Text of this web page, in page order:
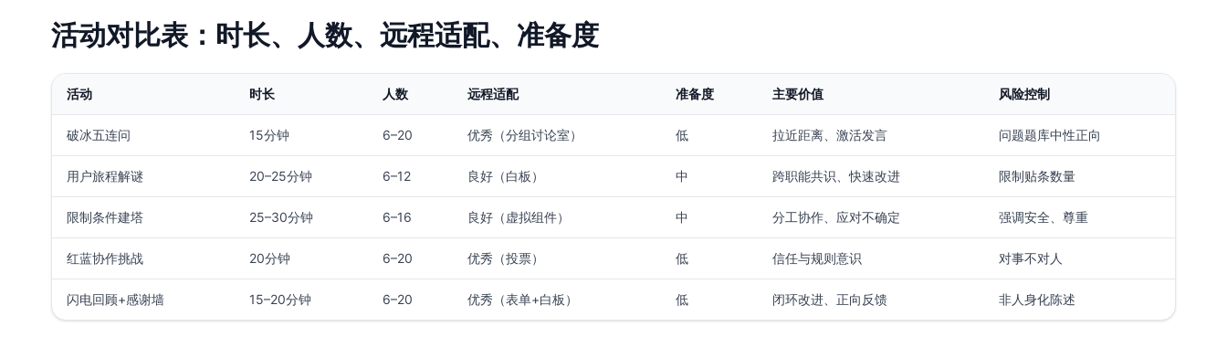
活动对比表：时长、人数、远程适配、准备度
活动 时长 人数 远程适配 准备度 主要价值 风险控制
破冰五连问 15分钟 6–20 优秀（分组讨论室） 低 拉近距离、激活发言 问题题库中性正向
用户旅程解谜 20–25分钟 6–12 良好（白板） 中 跨职能共识、快速改进 限制贴条数量
限制条件建塔 25–30分钟 6–16 良好（虚拟组件） 中 分工协作、应对不确定 强调安全、尊重
红蓝协作挑战 20分钟 6–20 优秀（投票） 低 信任与规则意识 对事不对人
闪电回顾+感谢墙 15–20分钟 6–20 优秀（表单+白板） 低 闭环改进、正向反馈 非人身化陈述